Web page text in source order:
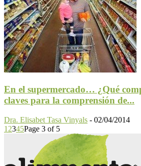
En el supermercado… ¿Qué
claves para la comprensión de...
Dra. Elisabet Tasa Vinyals - 02/04/2014
1 2345Page 3 of 5